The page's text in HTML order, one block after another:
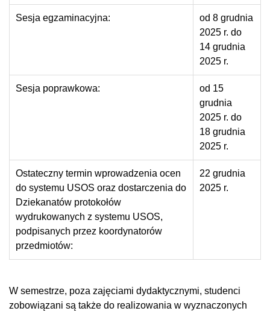
Sesja egzaminacyjna:
od 8 grudnia
2025 r. do
14 grudnia
2025 r.
Sesja poprawkowa:
od 15
grudnia
2025 r. do
18 grudnia
2025 r.
Ostateczny termin wprowadzenia ocen
do systemu USOS oraz dostarczenia do
Dziekanatów protokołów
wydrukowanych z systemu USOS,
podpisanych przez koordynatorów
przedmiotów:
22 grudnia
2025 r.
W semestrze, poza zajęciami dydaktycznymi, studenci
zobowiązani są także do realizowania w wyznaczonych